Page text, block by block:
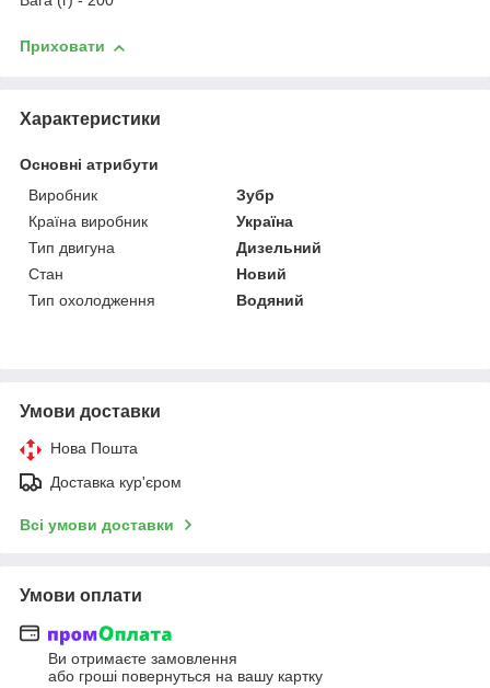
Приховати
Характеристики
Основні атрибути
Виробник
Зубр
Країна виробник
Україна
Тип двигуна
Дизельний
Стан
Новий
Тип охолодження
Водяний
Умови доставки
Нова Пошта
Доставка кур'єром
Всі умови доставки
Умови оплати
Ви отримаєте замовлення
або гроші повернуться на вашу картку